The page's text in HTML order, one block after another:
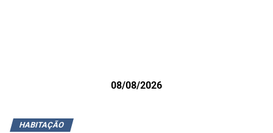
08/08/2026
HABITAÇÃO